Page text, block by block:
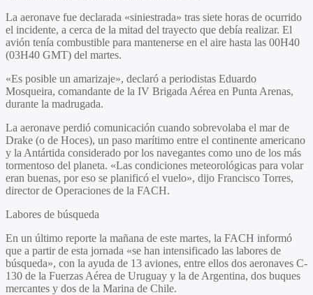
La aeronave fue declarada «siniestrada» tras siete horas de ocurrido
el incidente, a cerca de la mitad del trayecto que debía realizar. El
avión tenía combustible para mantenerse en el aire hasta las 00H40
(03H40 GMT) del martes.
«Es posible un amarizaje», declaró a periodistas Eduardo
Mosqueira, comandante de la IV Brigada Aérea en Punta Arenas,
durante la madrugada.
La aeronave perdió comunicación cuando sobrevolaba el mar de
Drake (o de Hoces), un paso marítimo entre el continente americano
y la Antártida considerado por los navegantes como uno de los más
tormentoso del planeta. «Las condiciones meteorológicas para volar
eran buenas, por eso se planificó el vuelo», dijo Francisco Torres,
director de Operaciones de la FACH.
Labores de búsqueda
En un último reporte la mañana de este martes, la FACH informó
que a partir de esta jornada «se han intensificado las labores de
búsqueda», con la ayuda de 13 aviones, entre ellos dos aeronaves C-
130 de la Fuerzas Aérea de Uruguay y la de Argentina, dos buques
mercantes y dos de la Marina de Chile.